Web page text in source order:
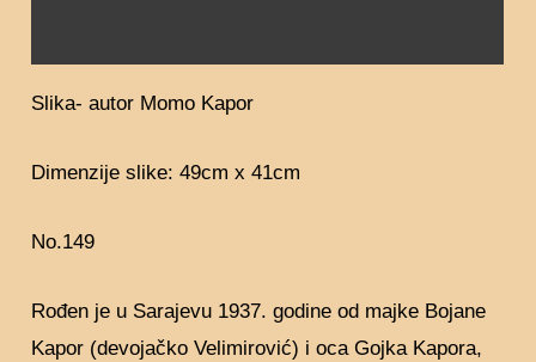
Slika- autor Momo Kapor
Dimenzije slike: 49cm x 41cm
No.149
Rođen je u Sarajevu 1937. godine od majke Bojane
Kapor (devojačko Velimirović) i oca Gojka Kapora,